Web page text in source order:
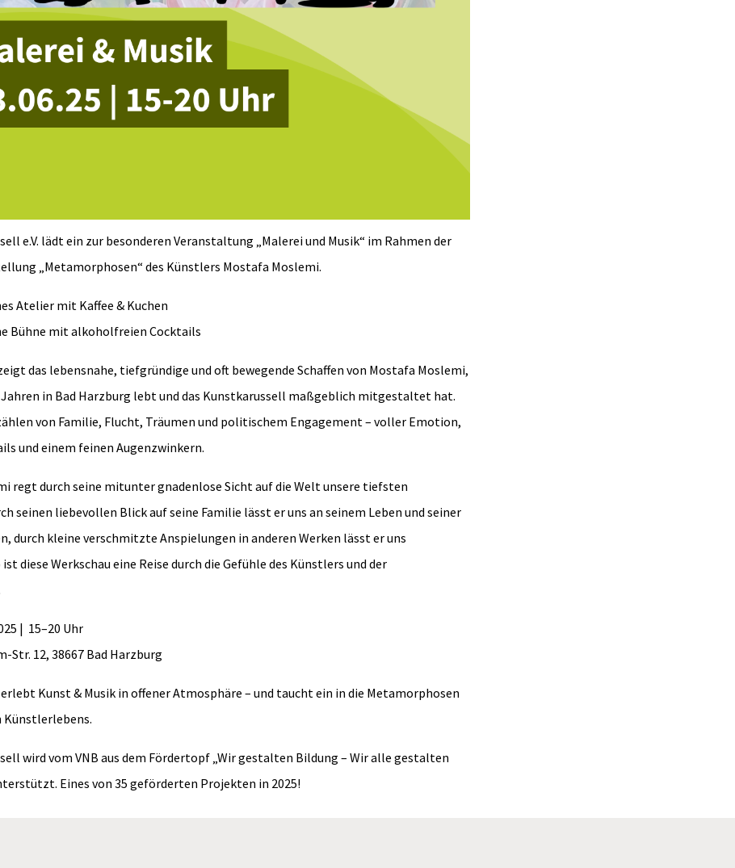
e.V. lädt ein zur besonderen Veranstaltung „Malerei und Musik“ im Rahmen der
„Metamorphosen“ des Künstlers Mostafa Moslemi.
Atelier mit Kaffee & Kuchen
Bühne mit alkoholfreien Cocktails
das lebensnahe, tiefgründige und oft bewegende Schaffen von Mostafa Moslemi,
Jahren in Bad Harzburg lebt und das Kunstkarussell maßgeblich mitgestaltet hat.
von Familie, Flucht, Träumen und politischem Engagement – voller Emotion,
und einem feinen Augenzwinkern.
regt durch seine mitunter gnadenlose Sicht auf die Welt unsere tiefsten
seinen liebevollen Blick auf seine Familie lässt er uns an seinem Leben und seiner
durch kleine verschmitzte Anspielungen in anderen Werken lässt er uns
diese Werkschau eine Reise durch die Gefühle des Künstlers und der
| 15–20 Uhr
Str. 12, 38667 Bad Harzburg
Kunst & Musik in offener Atmosphäre – und taucht ein in die Metamorphosen
Künstlerlebens.
wird vom VNB aus dem Fördertopf „Wir gestalten Bildung – Wir alle gestalten
Eines von 35 geförderten Projekten in 2025!